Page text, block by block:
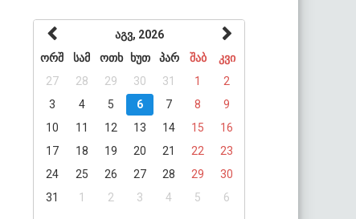
აგვ, 2026
ორშ
სამ ოთხ ხუთ პარ შაბ
კვი
27
28 29 30 31 1
2
3
4 5 6 7 8
9
10
11 12 13 14 15
16
17
18 19 20 21 22
23
24
25 26 27 28 29
30
31
1 2 3 4 5 6